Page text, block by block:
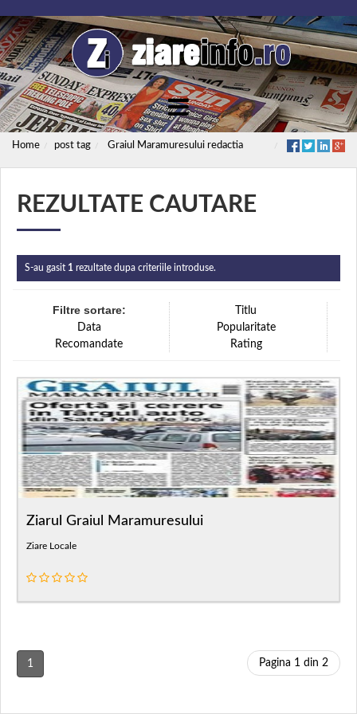
Home post tag Graiul Maramuresului redactia
REZULTATE CAUTARE
S-au gasit 1 rezultate dupa criteriile introduse.
Filtre sortare:
Titlu
Data
Popularitate
Recomandate
Rating
Ziarul Graiul Maramuresului
Ziare Locale
1 Pagina 1 din 2